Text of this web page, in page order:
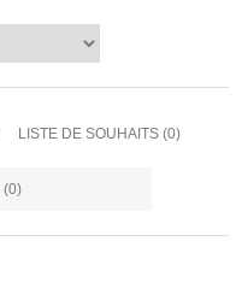
LISTE DE SOUHAITS (0)
(0)